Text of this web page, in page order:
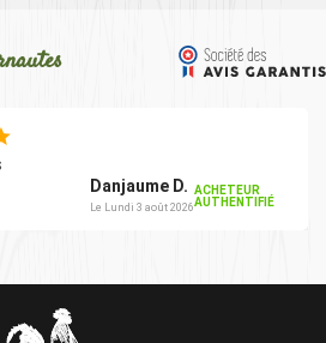
Danjaume D.
Le Lundi 3 août 2026
ACHETEUR
AUTHENTIFIÉ